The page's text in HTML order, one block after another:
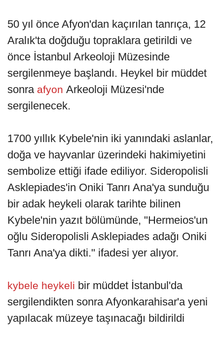
50 yıl önce Afyon'dan kaçırılan tanrıça, 12
Aralık'ta doğduğu topraklara getirildi ve
önce İstanbul Arkeoloji Müzesinde
sergilenmeye başlandı. Heykel bir müddet
sonra afyon Arkeoloji Müzesi'nde
sergilenecek.
1700 yıllık Kybele'nin iki yanındaki aslanlar,
doğa ve hayvanlar üzerindeki hakimiyetini
sembolize ettiği ifade ediliyor. Sideropolisli
Asklepiades'in Oniki Tanrı Ana'ya sunduğu
bir adak heykeli olarak tarihte bilinen
Kybele'nin yazıt bölümünde, "Hermeios'un
oğlu Sideropolisli Asklepiades adağı Oniki
Tanrı Ana'ya dikti." ifadesi yer alıyor.
kybele heykeli bir müddet İstanbul'da
sergilendikten sonra Afyonkarahisar'a yeni
yapılacak müzeye taşınacağı bildirildi